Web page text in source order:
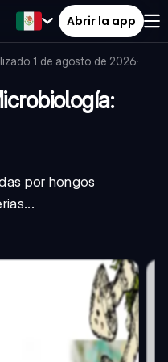
Abrir la app
1 de agosto de 2026·
por hongos